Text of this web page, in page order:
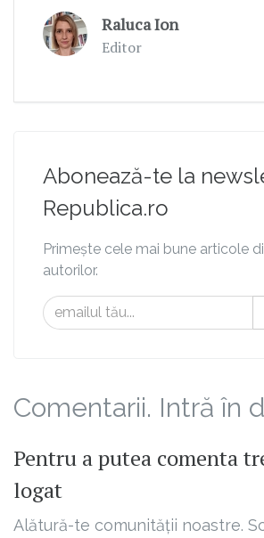
Raluca Ion
Editor
Abonează-te la
Republica.ro
Primește cele mai bune articole
autorilor.
Comentarii. Intră în
Pentru a putea comenta
logat
Alătură-te comunității noastre.